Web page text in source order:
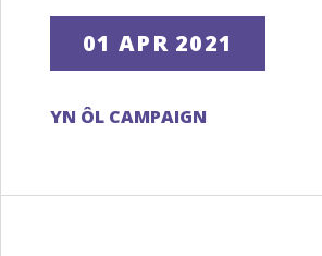
01 APR 2021
YN ÔL CAMPAIGN